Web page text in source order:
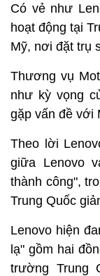
Có vẻ như
hoạt động tại
Mỹ, nơi đặt trụ
Thương vụ
như kỳ vọng
gặp vấn đề với
Theo lời
giữa Lenovo
thành công",
Trung Quốc
Lenovo hiện
lạ" gồm hai
trường Trung